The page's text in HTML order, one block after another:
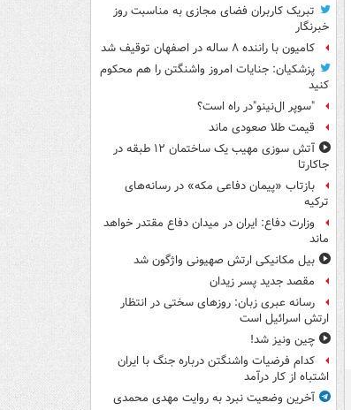
تبریک کاربران فضای مجازی به مناسبت روز
خبرنگار
کامیون با راننده ۸ ساله در اصفهان توقیف شد
پزشکیان: جنایات امروز واشنگتن را هم محکوم
کنید
"سوپر ال‌نینو"در راه است؟
قیمت طلا صعودی ماند
آتش سوزی مهیب یک ساختمان ۱۲ طبقه در
جاکارتا
بازتاب «پیمان دفاعی مکه» در رسانه‌های
ترکیه
وزارت دفاع: ایران در میدان دفاع مقتدر خواهد
ماند
بیل مکانیکی ارتش صهیونی واژگون شد
مقصد جدید پسر زیدان
رسانه عبری زبان: روزهای سختی در انتظار
ارتش اسرائیل است
چین ونیز شد!
کدام فرضیات واشنگتن درباره جنگ با ایران
اشتباه از کار درآمد
آخرین وضعیت نبرد به روایت مهدی محمدی